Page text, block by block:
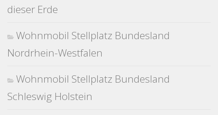
dieser Erde
Wohnmobil Stellplatz Bundesland
Nordrhein-Westfalen
Wohnmobil Stellplatz Bundesland
Schleswig Holstein